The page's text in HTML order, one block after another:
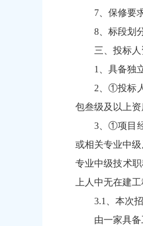
7、保修要
8、标段划
三、投标
1、具备独
2、①投标
包叁级及以上
3、①项目
或相关专业中
专业中级技术
上人中无在建工
3.1、本次
由一家具